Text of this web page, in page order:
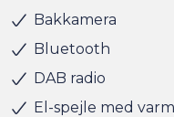
Bakkamera
Bluetooth
DAB radio
El-spejle med